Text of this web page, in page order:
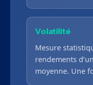
Volatilité
Mesure
rendements
moyenne. Une